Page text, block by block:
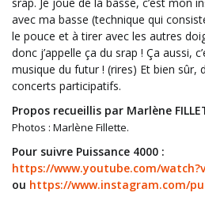
avec ma basse (technique qui
le pouce et à tirer avec les autres
donc j’appelle ça du srap ! Ça aussi,
musique du futur ! (rires) Et bien sûr,
concerts participatifs.
Propos recueillis par Marlène
Photos : Marlène Fillette.
Pour suivre Puissance 4000 :
https://www.youtube.com/
ou https://www.instagram.com/